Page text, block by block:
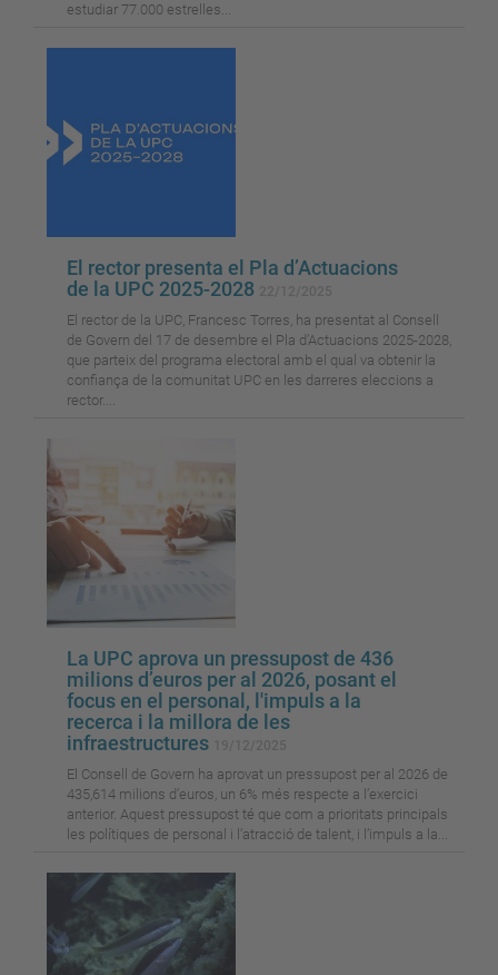
estudiar 77.000 estrelles...
El rector presenta el Pla d’Actuacions
de la UPC 2025-2028
El rector de la UPC, Francesc Torres, ha presentat al Consell
de Govern del 17 de desembre el Pla d’Actuacions 2025-2028,
que parteix del programa electoral amb el qual va obtenir la
confiança de la comunitat UPC en les darreres eleccions a
rector....
La UPC aprova un pressupost de 436
milions d’euros per al 2026, posant el
focus en el personal, l'impuls a la
recerca i la millora de les
infraestructures
El Consell de Govern ha aprovat un pressupost per al 2026 de
435,614 milions d’euros, un 6% més respecte a l’exercici
anterior. Aquest pressupost té que com a prioritats principals
les polítiques de personal i l’atracció de talent, i l’impuls a la...